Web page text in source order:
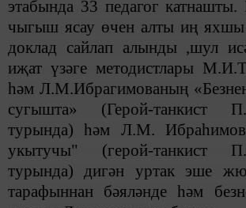
этабында 33 педагог катнашты.
чыгыш ясау өчен алты иң
доклад сайлап алынды ,шул
иҗат үзәге методистлары
һәм Л.М.Ибрагимованың
сугышта» (Герой-танкист
турында) һәм Л.М.
укытучы" (герой-танкист
турында) дигән уртак эше
тарафыннан бәяләнде һәм